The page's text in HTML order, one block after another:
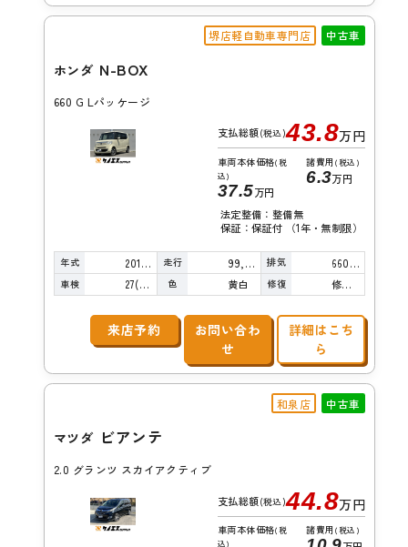
堺店軽自動車専門店 中古車
ホンダ N-BOX
660 G Lパッケージ
支払総額(税込)43.8万円
車両本体価格(税
込)
37.5万円
諸費用 (税込)
6.3万円
法定整備：整備無
保証：保証付 （1年・無制限）
年式 2014年 走行 99,000km 排気 660cc
車検 27(R9)/07 色 黄白 修復 修復歴無し
来店予約
お問い合わ
せ
詳細はこち
ら
和泉店 中古車
マツダ ビアンテ
2.0 グランツ スカイアクティブ
支払総額(税込)44.8万円
車両本体価格(税
込)
諸費用 (税込)